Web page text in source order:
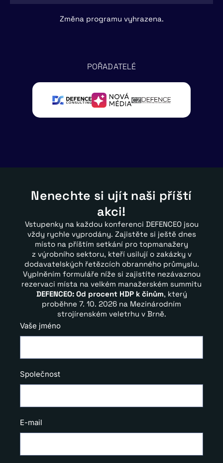
Změna programu vyhrazena.
POŘADATELÉ
Nenechte si ujít naši příští
akci!
Vstupenky na každou konferenci DEFENCEO jsou
vždy rychle vyprodány. Zajistěte si ještě dnes
místo na příštím setkání pro topmanažery
z výrobního sektoru, kteří usilují o zakázky v
dodavatelských řetězcích obranného průmyslu.
Vyplněním formuláře níže si zajistíte nezávaznou
rezervaci místa na velkém manažerském summitu
DEFENCEO: Od procent HDP k činům, který
proběhne 7. 10. 2026 na Mezinárodním
strojírenském veletrhu v Brně.
Vaše jméno
Společnost
E-mail